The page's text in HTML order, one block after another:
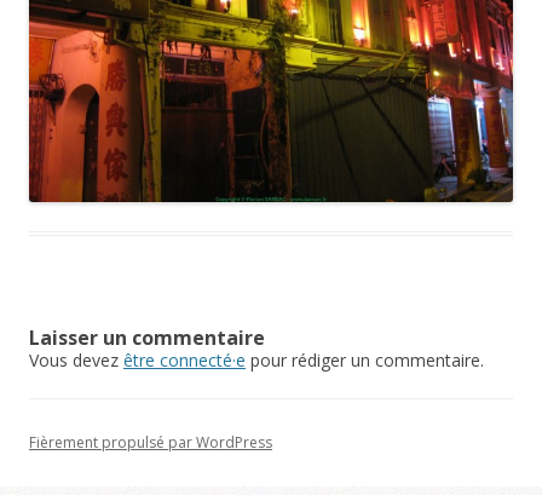
Laisser un commentaire
Vous devez être connecté·e pour rédiger un commentaire.
Fièrement propulsé par WordPress